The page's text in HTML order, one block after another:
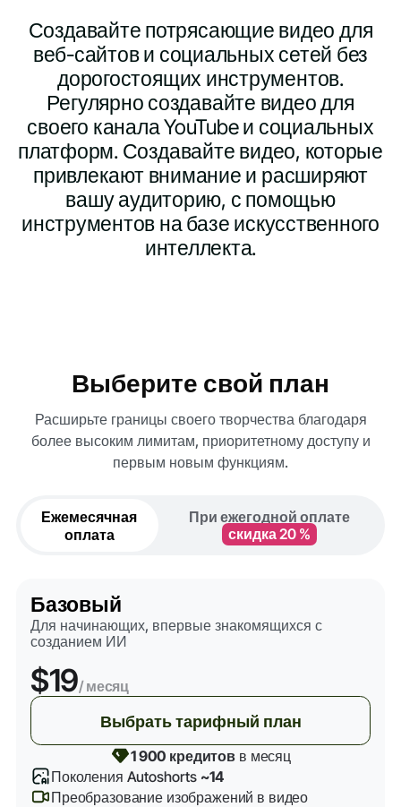
Создавайте потрясающие видео для
веб-сайтов и социальных сетей без
дорогостоящих инструментов.
Регулярно создавайте видео для
своего канала YouTube и социальных
платформ. Создавайте видео, которые
привлекают внимание и расширяют
вашу аудиторию, с помощью
инструментов на базе искусственного
интеллекта.
Выберите свой план
Расширьте границы своего творчества благодаря
более высоким лимитам, приоритетному доступу и
первым новым функциям.
Ежемесячная
оплата
При ежегодной оплате
скидка 20 %
Базовый
Для начинающих, впервые знакомящихся с
созданием ИИ
$19/ месяц
Выбрать тарифный план
1 900 кредитов в месяц
Поколения Autoshorts ~14
Преобразование изображений в видео